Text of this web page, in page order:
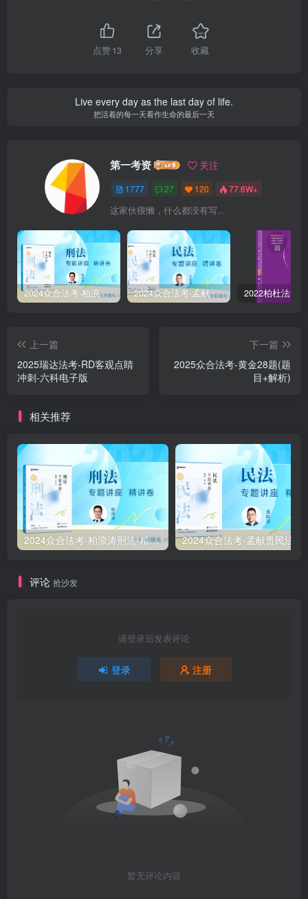
点赞13 分享 收藏
Live every day as the last day of life.
把活着的每一天看作生命的最后一天
第一考资 关注
1777 27 120 77.6W+
这家伙很懒，什么都没有写...
2024众合法考-柏浪涛刑法-精讲卷pdf电子版（附视频1-76全） 2024众合法考-孟献贵民法-精讲卷.pdf
上一篇
2025瑞达法考-RD客观点睛
冲刺-六科电子版
下一篇
2025众合法考-黄金28题(题
目+解析)
相关推荐
2024众合法考-柏浪涛刑法-精讲卷pdf电子版（附视频1-76全）
评论 抢沙发
请登录后发表评论
登录 注册
暂无评论内容